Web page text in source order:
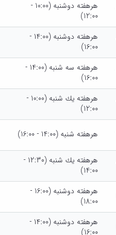
هرهفته دوشنبه (10:00 -
12:00)
هرهفته دوشنبه (14:00 -
16:00)
هرهفته سه شنبه (14:00 -
16:00)
هرهفته يك شنبه (10:00 -
12:00)
هرهفته شنبه (14:00 - 16:00)
هرهفته يك شنبه (12:30 -
14:00)
هرهفته دوشنبه (16:00 -
18:00)
هرهفته دوشنبه (14:00 -
16:00)